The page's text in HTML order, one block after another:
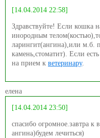
[14.04.2014 22:58]
Здравствуйте! Если кошка
инородным
ларингит(ангина),или м.б.
камень,стоматит). Если
на прием к ветеринару.
елена
[14.04.2014 23:50]
спасибо огромное.завтра к
ангина)будем лечиться)